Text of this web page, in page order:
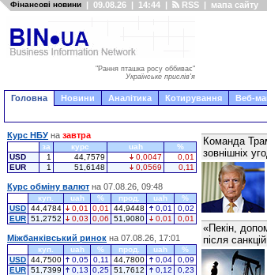
Фінансові новини | 09.08.26 | 14:44 | RSS | мапа сайту
"Рання пташка росу оббиває"
Українське прислів'я
Головна Новини Аналітика Котирування Веб-
Команда
зовнішніх
«Пекін,
після
Курс НБУ на завтра
за курс uah
%
USD
1 44,7579 0,0047
0,01
EUR
1 51,6148 0,0569 0,11
Курс обміну валют на 07.08.26, 09:48
куп. uah % прод. uah
%
USD 44,4784 0,01 0,01 44,9448 0,01
0,02
EUR 51,2752 0,03 0,06 51,9080 0,01 0,01
Міжбанківський ринок на 07.08.26, 17:01
куп. uah % прод. uah
%
USD 44,7500 0,05 0,11 44,7800 0,04
0,09
EUR 51,7399 0,13 0,25 51,7612 0,12 0,23